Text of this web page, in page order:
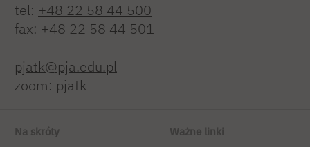
tel: +48 22 58 44 500
fax: +48 22 58 44 501
pjatk@pja.edu.pl
zoom: pjatk
Na skróty Ważne linki